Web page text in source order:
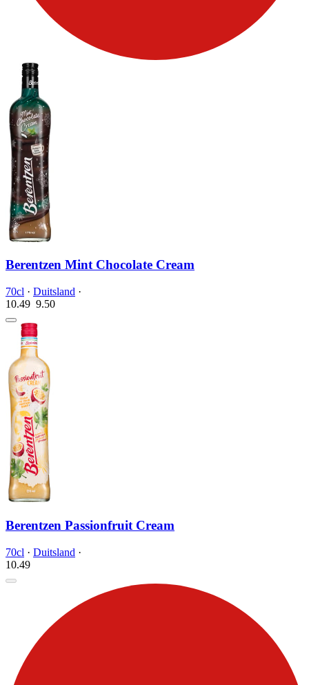
Berentzen Mint Chocolate Cream
70cl · Duitsland ·
10.49 9.50
Berentzen Passionfruit Cream
70cl · Duitsland ·
10.49